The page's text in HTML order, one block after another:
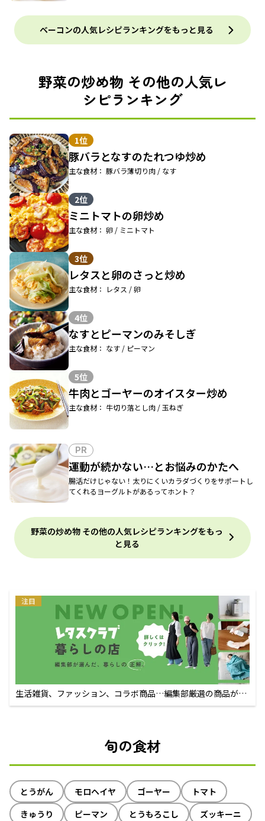
ベーコンの人気レシピランキングをもっと見る
野菜の炒め物 その他の人気レ
シピランキング
1位
豚バラとなすのたれつゆ炒め
主な食材： 豚バラ薄切り肉 / なす
2位
ミニトマトの卵炒め
主な食材： 卵 / ミニトマト
3位
レタスと卵のさっと炒め
主な食材： レタス / 卵
4位
なすとピーマンのみそしぎ
主な食材： なす / ピーマン
5位
牛肉とゴーヤーのオイスター炒め
主な食材： 牛切り落とし肉 / 玉ねぎ
PR
運動が続かない…とお悩みのかたへ
腸活だけじゃない！太りにくいカラダづくりをサポートし
てくれるヨーグルトがあるってホント？
野菜の炒め物 その他の人気レシピランキングをもっ
と見る
注目
生活雑貨、ファッション、コラボ商品…編集部厳選の商品が買
えるECサイト
旬の食材
とうがん モロヘイヤ ゴーヤー
トマト
きゅうり
ピーマン とうもろこし ズッキーニ